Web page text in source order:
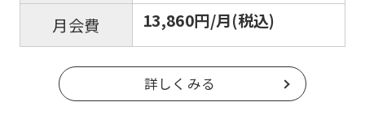
月会費
13,860円/月(税込)
詳しくみる